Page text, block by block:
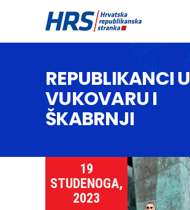
REPUBLIKANCI U
VUKOVARU I
ŠKABRNJI
19
STUDENOGA,
2023